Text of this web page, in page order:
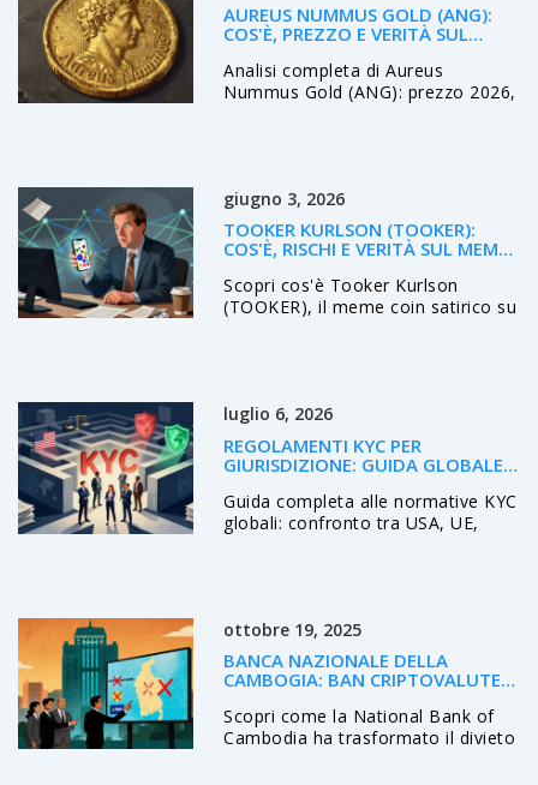
AUREUS NUMMUS GOLD (ANG):
COS'È, PREZZO E VERITÀ SUL
Analisi completa di Aureus
Nummus Gold (ANG): prezzo 2026,
giugno 3, 2026
TOOKER KURLSON (TOOKER):
COS'È, RISCHI E VERITÀ SUL MEME
Scopri cos'è Tooker Kurlson
(TOOKER), il meme coin satirico su
luglio 6, 2026
REGOLAMENTI KYC PER
GIURISDIZIONE: GUIDA GLOBALE
Guida completa alle normative KYC
globali: confronto tra USA, UE,
ottobre 19, 2025
BANCA NAZIONALE DELLA
CAMBOGIA: BAN CRIPTOVALUTE E
Scopri come la National Bank of
Cambodia ha trasformato il divieto